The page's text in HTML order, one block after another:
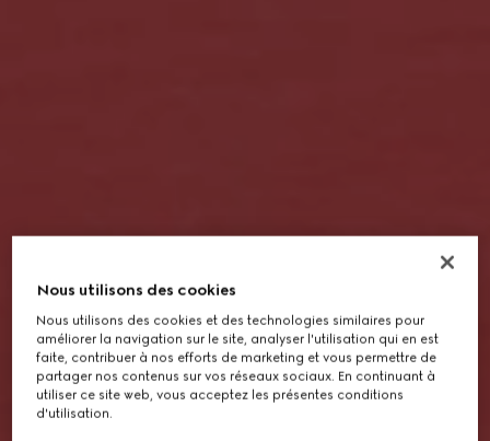
Nous utilisons des cookies
Nous utilisons des cookies et des technologies similaires pour
améliorer la navigation sur le site, analyser l'utilisation qui en est
faite, contribuer à nos efforts de marketing et vous permettre de
partager nos contenus sur vos réseaux sociaux. En continuant à
utiliser ce site web, vous acceptez les présentes conditions
d'utilisation.